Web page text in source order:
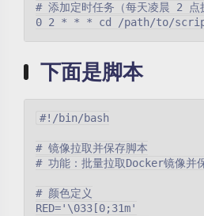
# 添加定时任务（每天凌晨 2 点
下面是脚本
#!/bin/bash
# 镜像拉取并保存脚本
# 功能：批量拉取Docker镜像并
# 颜色定义
RED='\033[0;31m'